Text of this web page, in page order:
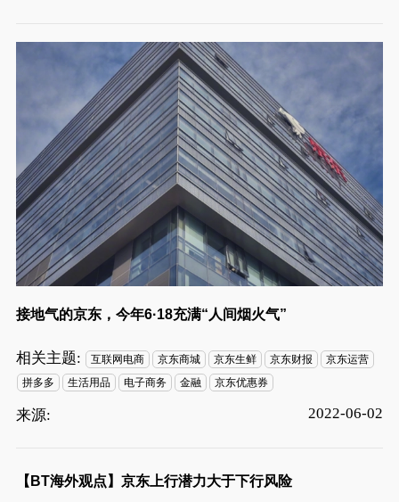
接地气的京东，今年6·18充满“人间烟火气”
相关主题: 互联网电商 京东商城 京东生鲜 京东财报
京东运营
拼多多
生活用品 电子商务 金融 京东优惠券
来源: 2022-06-02
【BT海外观点】京东上行潜力大于下行风险